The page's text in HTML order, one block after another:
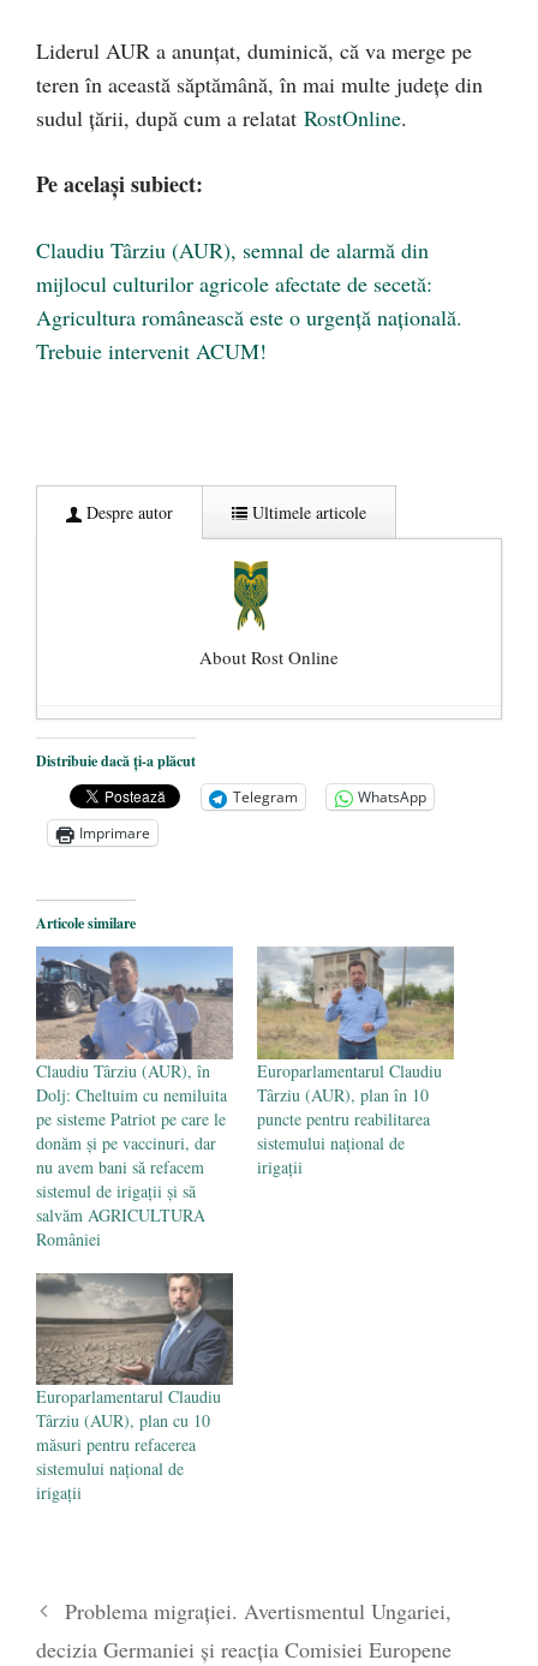
Liderul AUR a anunțat, duminică, că va merge pe
teren în această săptămână, în mai multe județe din
sudul țării, după cum a relatat RostOnline.
Pe același subiect:
Claudiu Târziu (AUR), semnal de alarmă din
mijlocul culturilor agricole afectate de secetă:
Agricultura românească este o urgență națională.
Trebuie intervenit ACUM!
Despre autor Ultimele articole
About Rost Online
Dezvăluiri cutremurătoare despre
președintele Ucrainei, Volodymyr
Zelensky
- 13 mai 2026
Statul care servește Națiunea
Legea Vexler produce efecte. Bustul
poetului Octavian Goga, înlăturat din Iași
- 16 aprilie 2026
Distribuie dacă ți-a plăcut
Telegram
WhatsApp
Imprimare
Articole similare
Claudiu Târziu (AUR), în
Dolj: Cheltuim cu nemiluita
pe sisteme Patriot pe care le
donăm și pe vaccinuri, dar
nu avem bani să refacem
sistemul de irigații și să
salvăm AGRICULTURA
României
Europarlamentarul Claudiu
Târziu (AUR), plan în 10
puncte pentru reabilitarea
sistemului național de
irigații
Europarlamentarul Claudiu
Târziu (AUR), plan cu 10
măsuri pentru refacerea
sistemului național de
irigații
Problema migrației. Avertismentul Ungariei,
decizia Germaniei și reacția Comisiei Europene